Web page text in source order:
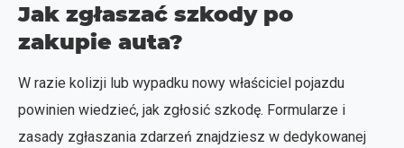
Jak zgłaszać szkody po
zakupie auta?
W razie kolizji lub wypadku nowy właściciel pojazdu
powinien wiedzieć, jak zgłosić szkodę. Formularze i
zasady zgłaszania zdarzeń znajdziesz w dedykowanej